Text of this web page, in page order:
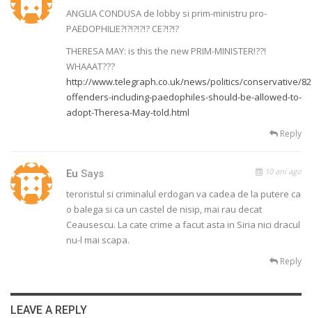
ANGLIA CONDUSA de lobby si prim-ministru pro-
PAEDOPHILIE?!?!?!?!? CE?!?!?
THERESA MAY: is this the new PRIM-MINISTER!??!
WHAAAT???
http://www.telegraph.co.uk/news/politics/conservative/
offenders-including-paedophiles-should-be-allowed-to-
adopt-Theresa-May-told.html
Reply
Eu Says 10 ani ago
teroristul si criminalul erdogan va cadea de la putere ca
o balega si ca un castel de nisip, mai rau decat
Ceausescu. La cate crime a facut asta in Siria nici dracul
nu-l mai scapa.
Reply
LEAVE A REPLY